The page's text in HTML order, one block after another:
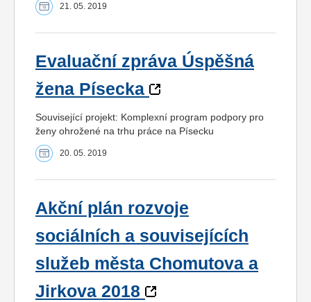
21. 05. 2019
Evaluační zpráva Úspěšná
žena Písecka
Související projekt: Komplexní program podpory pro
ženy ohrožené na trhu práce na Písecku
20. 05. 2019
Akční plán rozvoje
sociálních a souvisejících
služeb města Chomutova a
Jirkova 2018